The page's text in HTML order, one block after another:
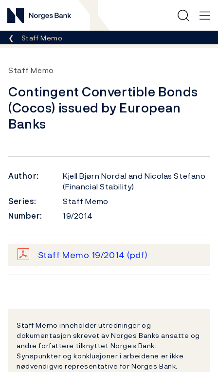
Norges Bank
Breadcrumb
Staff Memo
Staff Memo
Contingent Convertible Bonds
(Cocos) issued by European
Banks
Author:
Kjell Bjørn Nordal and Nicolas Stefano
(Financial Stability)
Series:
Staff Memo
Number:
19/2014
Staff Memo 19/2014 (pdf)
Staff Memo inneholder utredninger og
dokumentasjon skrevet av Norges Banks ansatte og
andre forfattere tilknyttet Norges Bank.
Synspunkter og konklusjoner i arbeidene er ikke
nødvendigvis representative for Norges Bank.